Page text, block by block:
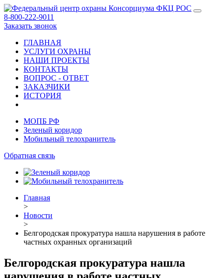
8-800-222-9011
Заказать звонок
ГЛАВНАЯ
УСЛУГИ ОХРАНЫ
НАШИ ПРОЕКТЫ
КОНТАКТЫ
ВОПРОС - ОТВЕТ
ЗАКАЗЧИКИ
ИСТОРИЯ
МОПБ РФ
Зеленый коридор
Мобильный телохранитель
Обратная связь
Главная
>
Новости
>
Белгородская прокуратура нашла нарушения в работе
частных охранных организаций
Белгородская прокуратура нашла